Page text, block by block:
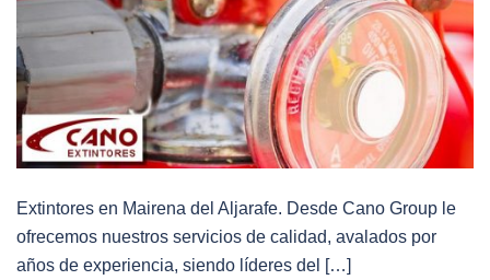
Extintores en Mairena del Aljarafe. Desde Cano Group le
ofrecemos nuestros servicios de calidad, avalados por
años de experiencia, siendo líderes del […]